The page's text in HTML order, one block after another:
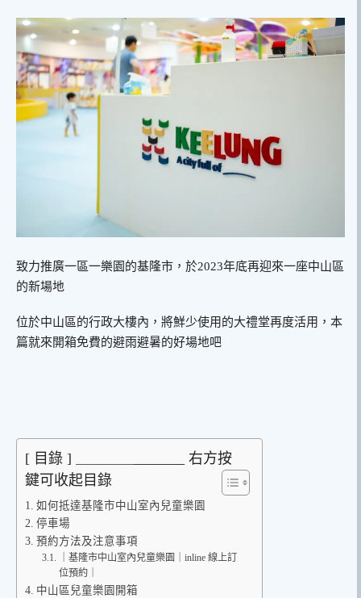
致力推廣一區一樂園的基隆市，於2023年底再迎來一座中山區
的新場地
位於中山區的行政大樓內，將鮮少使用的大禮堂再度活用，本
篇就來開箱免費的避雨避暑的好場地吧
[ 目錄 ] ＿＿＿＿_______ 右方按
鍵可收起目錄
如何抵達基隆市中山室內兒童樂園
停車場
預約方法及注意事項
｜基隆市中山室內兒童樂園｜inline 線上訂
位預約｜
中山區兒童樂園開箱